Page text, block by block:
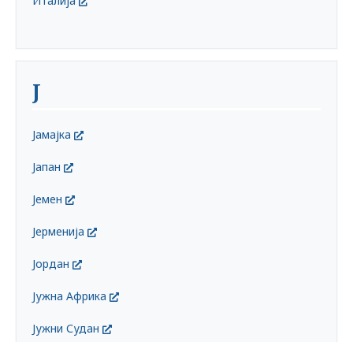
Ј
Јамајка
Јапан
Јемен
Јерменија
Јордан
Јужна Африка
Јужни Судан